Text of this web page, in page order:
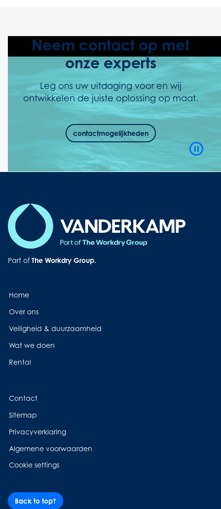
Video
Neem contact op met
onze experts
Leg ons uw uitdaging voor en wij
ontwikkelen de juiste oplossing op maat.
contactmogelijkheden
Part of The Workdry Group.
Home
Over ons
Veiligheid & duurzaamheid
Wat we doen
Rental
Contact
Sitemap
Privacyverklaring
Algemene voorwaarden
Cookie settings
Back to top